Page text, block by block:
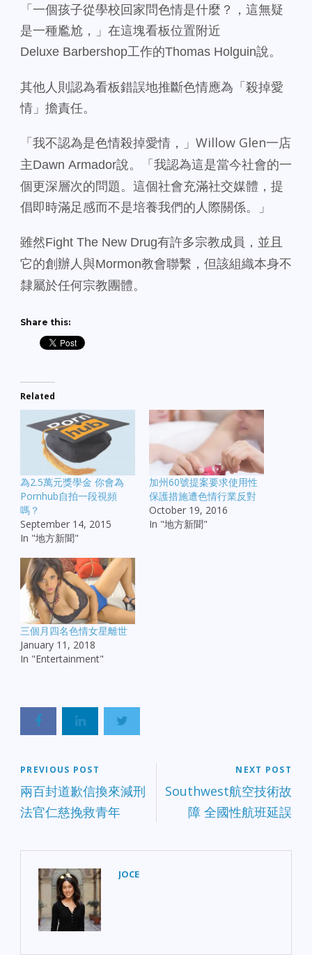
「一個孩子從學校回家問色情是什麼？，這無疑
是一種尷尬，」在這塊看板位置附近
Deluxe Barbershop工作的Thomas Holguin說。
其他人則認為看板錯誤地推斷色情應為「殺掉愛
情」擔責任。
「我不認為是色情殺掉愛情，」Willow Glen一店
主Dawn Armador說。
「我認為這是當今社會的一
個更深層次的問題。這個社會充滿社交媒體， 提
倡即時滿足感而不是培養我們的人際關係。」
雖然Fight The New Drug有許多宗教成員， 並且
它的創辦人與Mormon教會聯繫， 但該組織本身不
隸屬於任何宗教團體。
Share this:
Related
為2.5萬元獎學金 你會為
Pornhub自拍一段視頻
嗎？
September 14, 2015
In "地方新聞"
加州60號提案要求使用性
保護措施遭色情行業反對
October 19, 2016
In "地方新聞"
三個月四名色情女星離世
January 11, 2018
In "Entertainment"
PREVIOUS POST
兩百封道歉信換來減刑
法官仁慈挽救青年
NEXT POST
Southwest航空技術故
障 全國性航班延誤
JOCE